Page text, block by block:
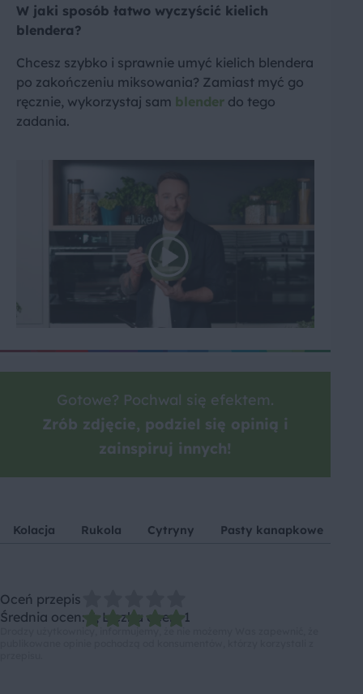
W jaki sposób łatwo wyczyścić kielich
blendera?
Chcesz szybko i sprawnie umyć kielich blendera
po zakończeniu miksowania? Zamiast myć go
ręcznie, wykorzystaj sam blender do tego
zadania.
Gotowe? Pochwal się efektem.
Zrób zdjęcie, podziel się opinią i
zainspiruj innych!
Kolacja Rukola Cytryny Pasty kanapkowe
Oceń przepis
Średnia ocen: 5, Liczba ocen: 1